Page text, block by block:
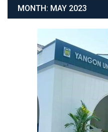
MONTH: MAY 2023